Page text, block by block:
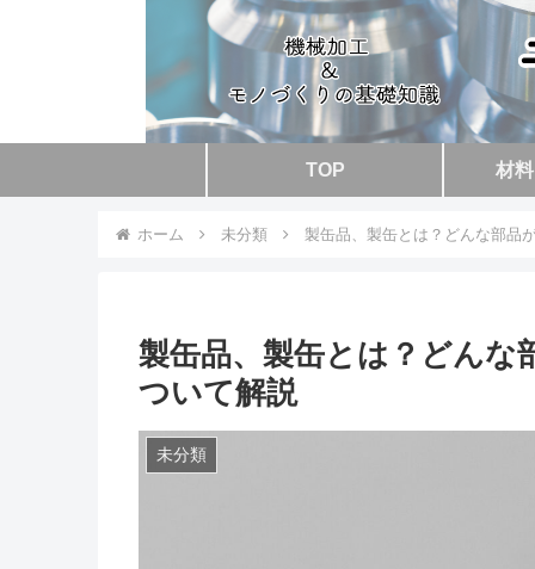
TOP 材
ホーム 未分類 製缶品、製缶とは？どんな部品
製缶品、製缶とは？どんな
ついて解説
未分類